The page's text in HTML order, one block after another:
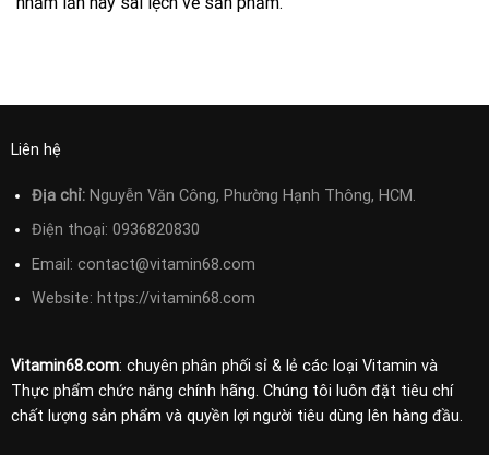
Liên hệ
Địa chỉ:Nguyễn Văn Công, Phường Hạnh Thông, HCM.
Điện thoại: 0936820830
Email: contact@vitamin68.com
Website: https://vitamin68.com
Vitamin68.com: chuyên phân phối sỉ & lẻ các loại Vitamin và
Thực phẩm chức năng chính hãng. Chúng tôi luôn đặt tiêu chí
chất lượng sản phẩm và quyền lợi người tiêu dùng lên hàng đầu.